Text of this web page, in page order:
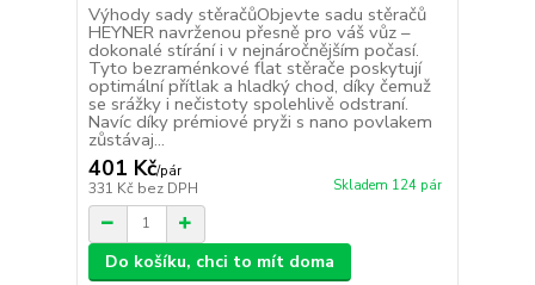
Výhody sady stěračůObjevte sadu stěračů
HEYNER navrženou přesně pro váš vůz –
dokonalé stírání i v nejnáročnějším počasí.
Tyto bezraménkové flat stěrače poskytují
optimální přítlak a hladký chod, díky čemuž
se srážky i nečistoty spolehlivě odstraní.
Navíc díky prémiové pryži s nano povlakem
zůstávaj...
401 Kč/pár
331 Kč bez DPH Skladem 124 pár
Do košíku, chci to mít doma